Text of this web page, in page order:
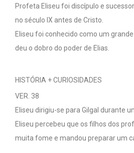
Profeta Eliseu foi discípulo e
no século IX antes de Cristo.
Eliseu foi conhecido como um
deu o dobro do poder de Elias.
HISTÓRIA + CURIOSIDADES
VER. 38
Eliseu dirigiu-se para Gilgal durante
Eliseu percebeu que os filhos dos
muita fome e mandou preparar um